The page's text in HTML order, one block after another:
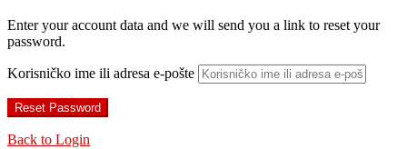
Enter your account data and we will send you a link to reset your
password.
Korisničko ime ili adresa e-pošte
Back to Login